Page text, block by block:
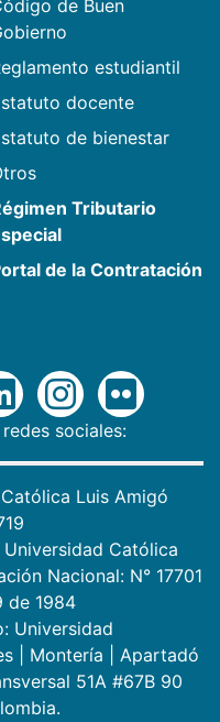
de Buen
estudiantil
docente
de bienestar
Tributario
de la Contratación
sociales:
Luis Amigó
Universidad Católica
Nacional: N° 17701
de 1984
Universidad
Montería
Apartadó
51A #67B 90